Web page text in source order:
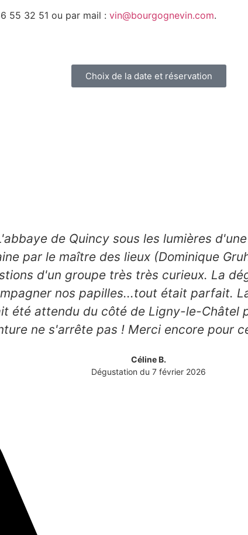
55 32 51 ou par mail : vin@bourgognevin.com.
Choix de la date et réservation
de Quincy sous les lumières
par le maître des lieux (Dominique
d'un groupe très très curieux. La
nos papilles...tout était parfait.
été attendu du côté de Ligny-le-Châtel
ne s'arrête pas ! Merci encore pour
Céline B.
Dégustation du 7 février 2026